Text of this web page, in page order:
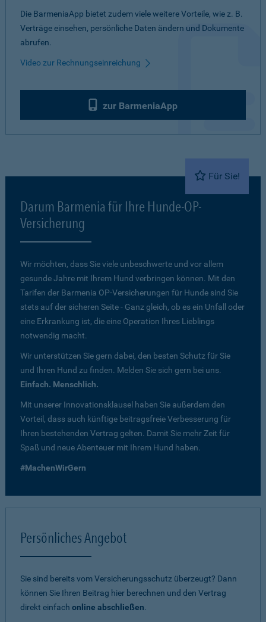
Die BarmeniaApp bietet zudem viele weitere Vorteile, wie z. B.
Verträge einsehen, persönliche Daten ändern und Dokumente
abrufen.
Video zur Rechnungseinreichung
zur BarmeniaApp
Für Sie!
Darum Barmenia für Ihre Hunde-OP-
Versicherung
Wir möchten, dass Sie viele unbeschwerte und vor allem
gesunde Jahre mit Ihrem Hund verbringen können. Mit den
Tarifen der Barmenia OP-Versicherungen für Hunde sind Sie
stets auf der sicheren Seite - Ganz gleich, ob es ein Unfall oder
eine Erkrankung ist, die eine Operation Ihres Lieblings
notwendig macht.
Wir unterstützen Sie gern dabei, den besten Schutz für Sie
und Ihren Hund zu finden. Melden Sie sich gern bei uns.
Einfach. Menschlich.
Mit unserer Innovationsklausel haben Sie außerdem den
Vorteil, dass auch künftige beitragsfreie Verbesserung für
Ihren bestehenden Vertrag gelten. Damit Sie mehr Zeit für
Spaß und neue Abenteuer mit Ihrem Hund haben.
#MachenWirGern
Persönliches Angebot
Sie sind bereits vom Versicherungsschutz überzeugt? Dann
können Sie Ihren Beitrag hier berechnen und den Vertrag
direkt einfach online abschließen.